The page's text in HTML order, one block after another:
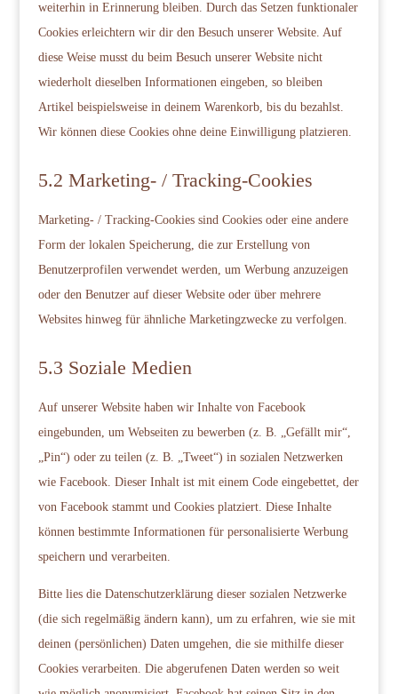
weiterhin in Erinnerung bleiben. Durch das Setzen funktionaler
Cookies erleichtern wir dir den Besuch unserer Website. Auf
diese Weise musst du beim Besuch unserer Website nicht
wiederholt dieselben Informationen eingeben, so bleiben
Artikel beispielsweise in deinem Warenkorb, bis du bezahlst.
Wir können diese Cookies ohne deine Einwilligung platzieren.
5.2 Marketing- / Tracking-Cookies
Marketing- / Tracking-Cookies sind Cookies oder eine andere
Form der lokalen Speicherung, die zur Erstellung von
Benutzerprofilen verwendet werden, um Werbung anzuzeigen
oder den Benutzer auf dieser Website oder über mehrere
Websites hinweg für ähnliche Marketingzwecke zu verfolgen.
5.3 Soziale Medien
Auf unserer Website haben wir Inhalte von Facebook
eingebunden, um Webseiten zu bewerben (z. B. „Gefällt mir“,
„Pin“) oder zu teilen (z. B. „Tweet“) in sozialen Netzwerken
wie Facebook. Dieser Inhalt ist mit einem Code eingebettet, der
von Facebook stammt und Cookies platziert. Diese Inhalte
können bestimmte Informationen für personalisierte Werbung
speichern und verarbeiten.
Bitte lies die Datenschutzerklärung dieser sozialen Netzwerke
(die sich regelmäßig ändern kann), um zu erfahren, wie sie mit
deinen (persönlichen) Daten umgehen, die sie mithilfe dieser
Cookies verarbeiten. Die abgerufenen Daten werden so weit